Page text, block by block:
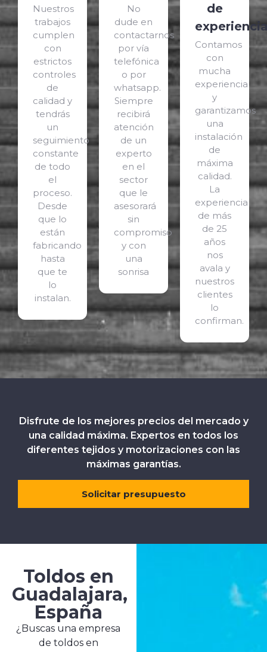
Nuestros
trabajos
cumplen
con
estrictos
controles
de
calidad y
tendrás
un
seguimiento
constante
de todo
el
proceso.
Desde
que lo
están
fabricando
hasta
que te
lo
instalan.
No
dude en
contactarnos
por vía
telefónica
o por
whatsapp.
Siempre
recibirá
atención
de un
experto
en el
sector
que le
asesorará
sin
compromiso
y con
una
sonrisa
de
Contamos
con
mucha
experiencia
y
garantizamos
una
instalación
de
máxima
calidad.
La
experiencia
de más
de 25
años
nos
avala y
nuestros
clientes
lo
confirman.
Disfrute de los mejores precios del mercado y
una calidad máxima. Expertos en todos los
diferentes tejidos y motorizaciones con las
máximas garantías.
Solicitar presupuesto
Toldos en
Guadalajara,
España
¿Buscas una empresa
de toldos en